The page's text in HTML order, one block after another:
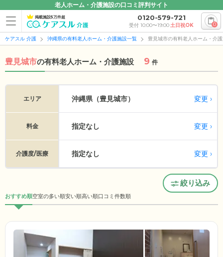
老人ホーム・介護施設の口コミ評判サイト
掲載施設5万件超 0120-579-721
受付 10:00〜19:00土日祝OK 0
ケアスル 介護 沖縄県の有料老人ホーム・介護施設一覧 豊見城市の有料老人ホーム・介
豊見城市の有料老人ホーム・介護施設 9 件
エリア 沖縄県（豊見城市） 変更
料金 指定なし 変更
介護度/医療 指定なし 変更
絞り込み
おすすめ順空室の多い順安い順高い順口コミ件数順